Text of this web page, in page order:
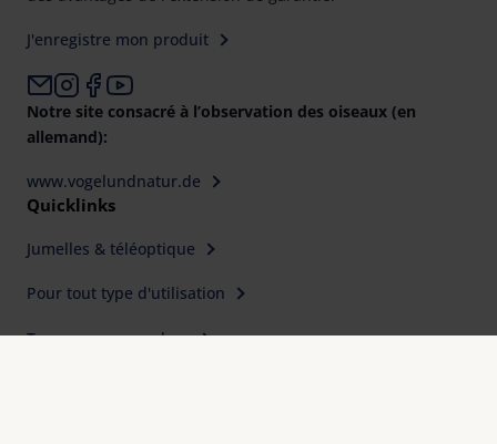
J'enregistre mon produit
Notre site consacré à l’observation des oiseaux (en
allemand):
www.vogelundnatur.de
Quicklinks
Jumelles & téléoptique
Pour tout type d'utilisation
Trouver un revendeur